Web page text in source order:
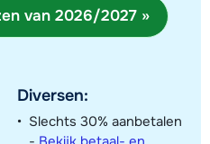
van 2026/2027 »
Diversen:
Slechts 30% aanbetalen